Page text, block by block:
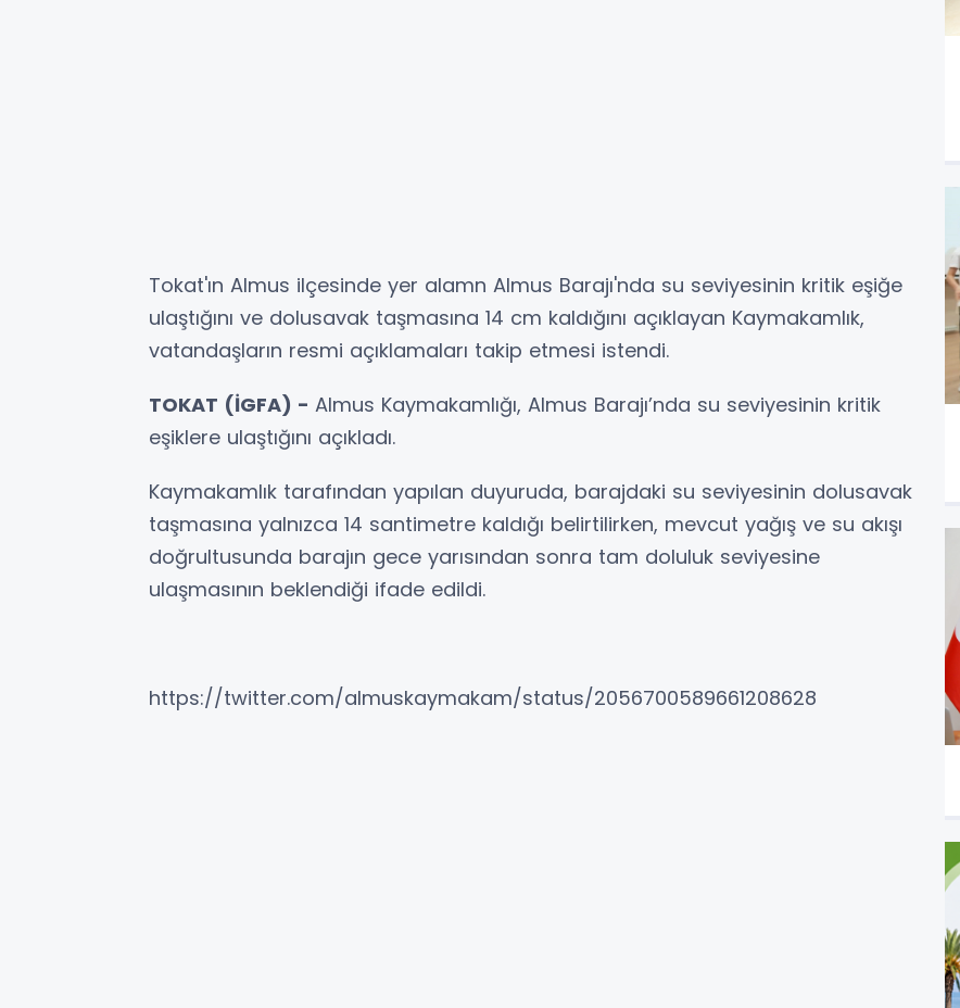
Tokat'ın Almus ilçesinde yer alamn Almus Barajı'nda su seviyesinin kritik eşiğe
ulaştığını ve dolusavak taşmasına 14 cm kaldığını açıklayan Kaymakamlık,
vatandaşların resmi açıklamaları takip etmesi istendi.
TOKAT (İGFA) - Almus Kaymakamlığı, Almus Barajı’nda su seviyesinin kritik
eşiklere ulaştığını açıkladı.
Kaymakamlık tarafından yapılan duyuruda, barajdaki su seviyesinin dolusavak
taşmasına yalnızca 14 santimetre kaldığı belirtilirken, mevcut yağış ve su akışı
doğrultusunda barajın gece yarısından sonra tam doluluk seviyesine
ulaşmasının beklendiği ifade edildi.
https://twitter.com/almuskaymakam/status/2056700589661208628